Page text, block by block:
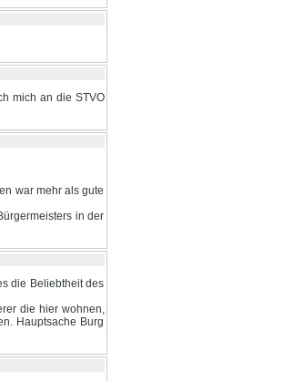
mich an die STVO
war mehr als gute
in der
die Beliebtheit des
die hier wohnen,
Hauptsache Burg